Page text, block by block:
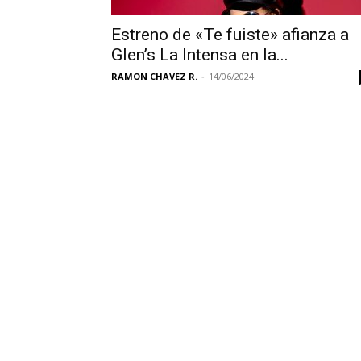
Estreno de «Te fuiste» afianza a
Glen’s La Intensa en la...
RAMON CHAVEZ R. - 14/06/2024